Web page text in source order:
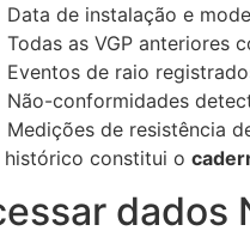
Data de instalação e
Todas as VGP anteriores
Eventos de raio
Não-conformidades
Medições de resistência
histórico constitui o
dados